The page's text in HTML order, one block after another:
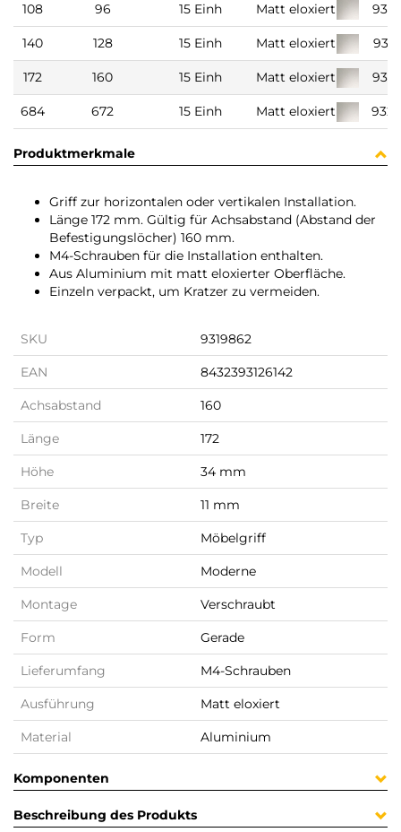
108
96 15 Einh Matt eloxiert
140 128 15 Einh Matt eloxiert
172 160 15 Einh Matt eloxiert
684 672 15 Einh Matt eloxiert
Produktmerkmale
Griff zur horizontalen oder vertikalen Installation.
Länge 172 mm. Gültig für Achsabstand (Abstand der
Befestigungslöcher) 160 mm.
M4-Schrauben für die Installation enthalten.
Aus Aluminium mit matt eloxierter Oberfläche.
Einzeln verpackt, um Kratzer zu vermeiden.
SKU 9319862
EAN 8432393126142
Achsabstand 160
Länge 172
Höhe 34 mm
Breite 11 mm
Typ Möbelgriff
Modell Moderne
Montage Verschraubt
Form Gerade
Lieferumfang M4-Schrauben
Ausführung Matt eloxiert
Material Aluminium
Komponenten
Beschreibung des Produkts